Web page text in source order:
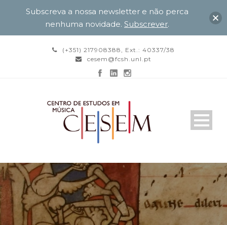
(+351) 217908388, Ext.: 40337/38
cesem@fcsh.unl.pt
Subscreva a nossa newsletter e não perca
nenhuma novidade. Subscrever.